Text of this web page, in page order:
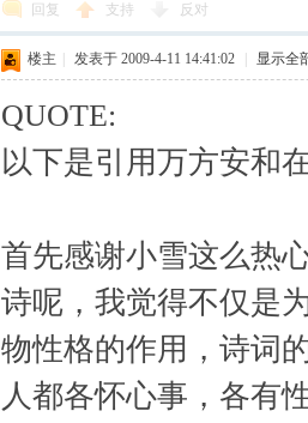
回复 支持 反对
楼主 发表于 2009-4-11 14:41:02 显示全
QUOTE:
以下是引用万方安和
首先感谢小雪这么热
诗呢，我觉得不仅是
物性格的作用，诗词
人都各怀心事，各有